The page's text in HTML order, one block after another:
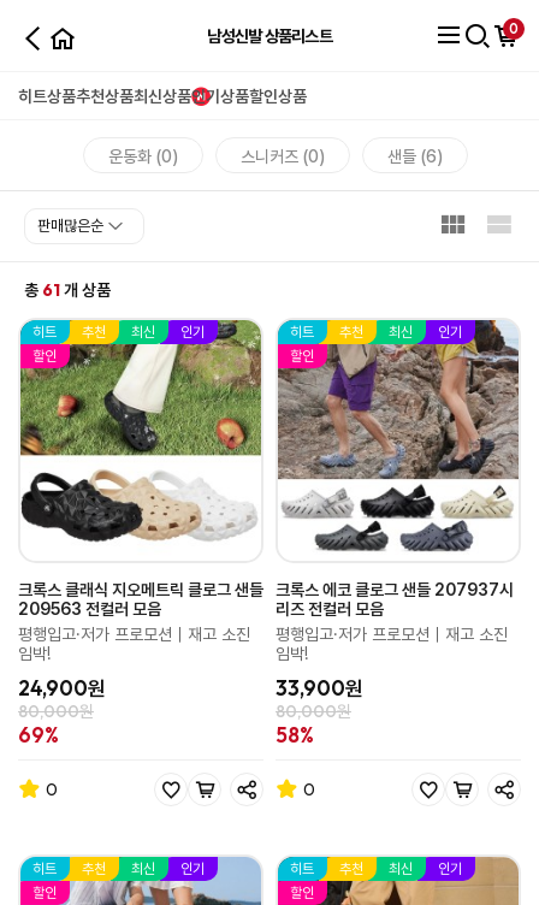
남성신발 상품리스트
히트상품추천상품최신상품인기상품할인상품
0
운동화 (0) 스니커즈 (0) 샌들 (6)
총 61개 상품
히트 추천 최신
인기
할인
크록스 클래식 지오메트릭 클로그 샌들
209563 전컬러 모음
평행입고·저가 프로모션｜재고 소진
임박!
24,900원
80,000원
69%
0
히트 추천 최신
인기
할인
크록스 에코 클로그 샌들 207937시
리즈 전컬러 모음
평행입고·저가 프로모션｜재고 소진
임박!
33,900원
80,000원
58%
0
히트 추천 최신
인기
할인
히트 추천 최신
인기
할인